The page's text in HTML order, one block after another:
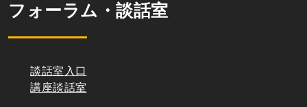
フォーラム・談話室
談話室入口
講座談話室